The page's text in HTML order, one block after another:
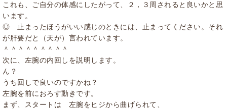
これも、ご自分の体感にしたがって、２，３周されると良いかと思
います。
◎ 止まったほうがいい感じのときには、止まってください。それ
が肝要だと（天が）言われています。
＾＾＾＾＾＾＾＾＾
次に、左腕の内回しを説明します。
ん？
うち回しで良いのですかね？
左腕を前におろす動きです。
まず、スタートは 左腕をヒジから曲げられて、